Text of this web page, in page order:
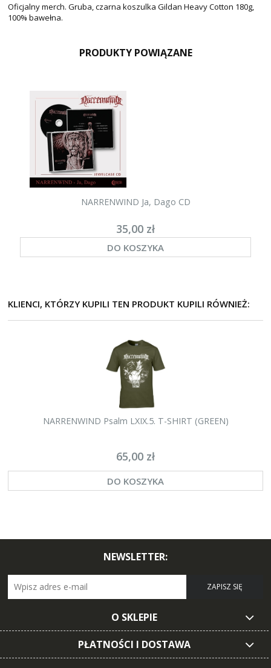
Oficjalny merch. Gruba, czarna koszulka Gildan Heavy Cotton 180g,
100% bawełna.
PRODUKTY POWIĄZANE
NARRENWIND Ja, Dago CD
35,00 zł
DO KOSZYKA
KLIENCI, KTÓRZY KUPILI TEN PRODUKT KUPILI RÓWNIEŻ:
NARRENWIND Psalm LXIX.5. T-SHIRT (GREEN)
65,00 zł
DO KOSZYKA
NEWSLETTER:
ZAPISZ SIĘ
O SKLEPIE
PŁATNOŚCI I DOSTAWA